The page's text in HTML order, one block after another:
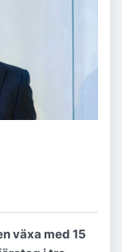
växa med 15